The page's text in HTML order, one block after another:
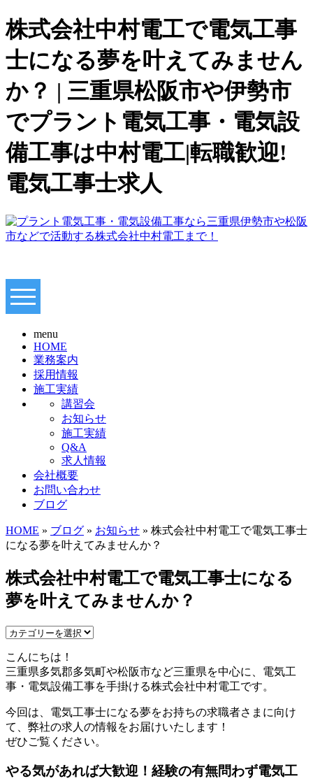
株式会社中村電工で電気工事
士になる夢を叶えてみません
か？ | 三重県松阪市や伊勢市
でプラント電気工事・電気設
備工事は中村電工|転職歓迎!
電気工事士求人
menu
HOME
業務案内
採用情報
施工実績
講習会
お知らせ
施工実績
Q&A
求人情報
会社概要
お問い合わせ
ブログ
HOME » ブログ » お知らせ » 株式会社中村電工で電気工事士
になる夢を叶えてみませんか？
株式会社中村電工で電気工事士になる
夢を叶えてみませんか？
こんにちは！
三重県多気郡多気町や松阪市など三重県を中心に、電気工
事・電気設備工事を手掛ける株式会社中村電工です。
今回は、電気工事士になる夢をお持ちの求職者さまに向け
て、弊社の求人の情報をお届けいたします！
ぜひご覧ください。
やる気があれば大歓迎！経験の有無問わず電気工